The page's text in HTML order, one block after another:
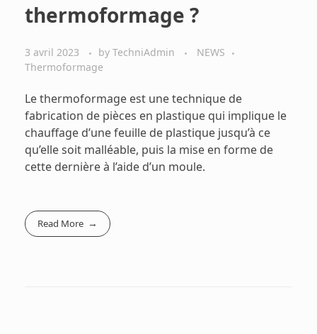
thermoformage ?
3 avril 2023 by TechniAdmin
NEWS
Thermoformage
Le thermoformage est une technique de
fabrication de pièces en plastique qui implique le
chauffage d’une feuille de plastique jusqu’à ce
qu’elle soit malléable, puis la mise en forme de
cette dernière à l’aide d’un moule.
Read More